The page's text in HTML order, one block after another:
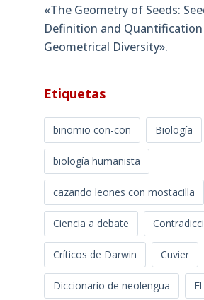
«The Geometry of Seeds:
Definition and Quantification
Geometrical Diversity»​.
Etiquetas
binomio con-con Biología
biología humanista
cazando leones con mostacilla
Ciencia a debate
Críticos de Darwin Cuvier
Diccionario de neolengua